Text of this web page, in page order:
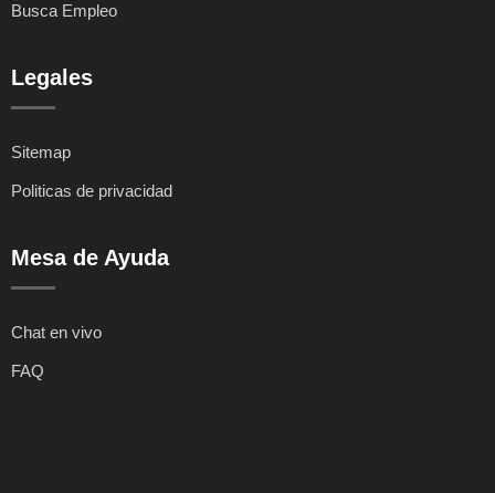
Busca Empleo
Legales
Sitemap
Politicas de privacidad
Mesa de Ayuda
Chat en vivo
FAQ